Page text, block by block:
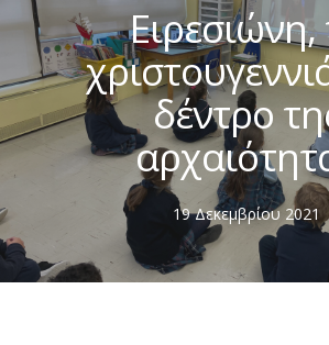
Ειρεσιώνη,
δέντρο
19 Δεκεμβρίου 2021